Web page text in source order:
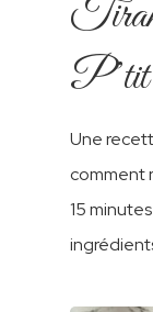
P’tit
Une
comment
15